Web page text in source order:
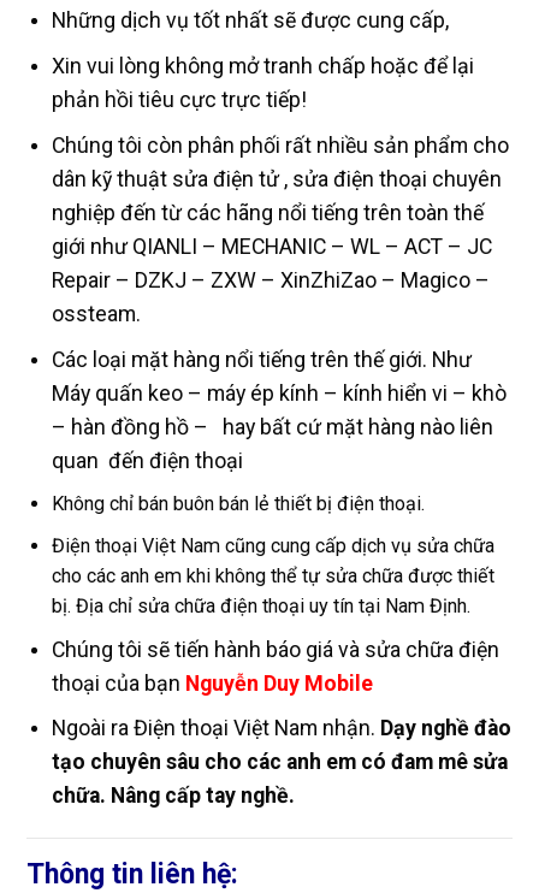
Những dịch vụ tốt nhất sẽ được cung cấp,
Xin vui lòng không mở tranh chấp hoặc để lại
phản hồi tiêu cực trực tiếp!
Chúng tôi còn phân phối rất nhiều sản phẩm cho
dân kỹ thuật sửa điện tử , sửa điện thoại chuyên
nghiệp đến từ các hãng nổi tiếng trên toàn thế
giới như QIANLI – MECHANIC – WL – ACT – JC
Repair – DZKJ – ZXW – XinZhiZao – Magico –
ossteam.
Các loại mặt hàng nổi tiếng trên thế giới. Như
Máy quấn keo – máy ép kính – kính hiển vi – khò
– hàn đồng hồ – hay bất cứ mặt hàng nào liên
quan đến điện thoại
Không chỉ bán buôn bán lẻ thiết bị điện thoại.
Điện thoại Việt Nam cũng cung cấp dịch vụ sửa chữa
cho các anh em khi không thể tự sửa chữa được thiết
bị. Địa chỉ sửa chữa điện thoại uy tín tại Nam Định.
Chúng tôi sẽ tiến hành báo giá và sửa chữa điện
thoại của bạn Nguyễn Duy Mobile
Ngoài ra Điện thoại Việt Nam nhận. Dạy nghề đào
tạo chuyên sâu cho các anh em có đam mê sửa
chữa. Nâng cấp tay nghề.
Thông tin liên hệ: